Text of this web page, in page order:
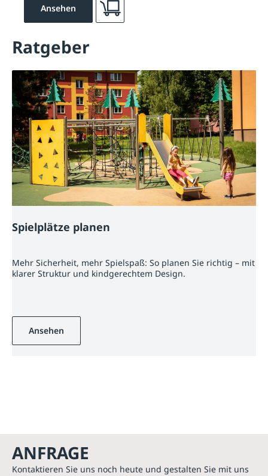
Ansehen
Ratgeber
Spielplätze planen
Mehr Sicherheit, mehr Spielspaß: So planen Sie richtig – mit
klarer Struktur und kindgerechtem Design.
Ansehen
ANFRAGE
Kontaktieren Sie uns noch heute und gestalten Sie mit uns